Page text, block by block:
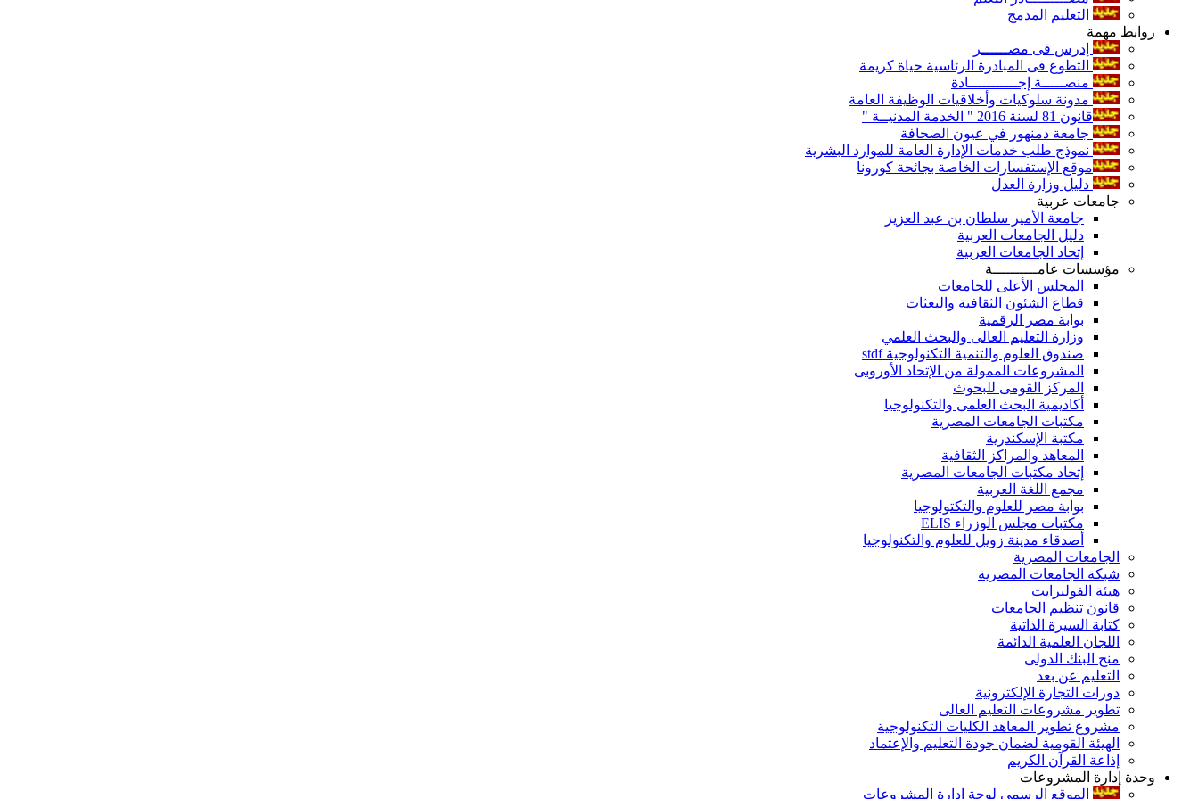
التعليم المدمج
روابط مهمة
إدرس فى مصــــــر
التطوع فى المبادرة الرئاسية حياة كريمة
منصـــــة إجـــــــــــادة
مدونة سلوكيات وأخلاقيات الوظيفة العامة
قانون 81 لسنة 2016 " الخدمة المدنيــة "
جامعة دمنهور في عيون الصحافة
نموذج طلب خدمات الإدارة العامة للموارد البشرية
موقع الإستفسارات الخاصة بجائحة كورونا
دليل وزارة العدل
جامعات عربية
جامعة الأمير سلطان بن عبد العزيز
دليل الجامعات العربية
إتحاد الجامعات العربية
مؤسسات عامــــــــــة
المجلس الأعلى للجامعات
قطاع الشئون الثقافية والبعثات
بوابة مصر الرقمية
وزارة التعليم العالى والبحث العلمي
صندوق العلوم والتنمية التكنولوجية stdf
المشروعات الممولة من الإتحاد الأوروبى
المركز القومى للبحوث
أكاديمية البحث العلمى والتكنولوجيا
مكتبات الجامعات المصرية
مكتبة الإسكندرية
المعاهد والمراكز الثقافية
إتحاد مكتبات الجامعات المصرية
مجمع اللغة العربية
بوابة مصر للعلوم والتكتولوجيا
مكتبات مجلس الوزراء ELIS
أصدقاء مدينة زويل للعلوم والتكنولوجيا
الجامعات المصرية
شبكة الجامعات المصرية
هيئة الفولبرايت
قانون تنظيم الجامعات
كتابة السيرة الذاتية
اللجان العلمية الدائمة
منح البنك الدولى
التعليم عن بعد
دورات التجارة الإلكترونية
تطوير مشروعات التعليم العالى
مشروع تطوير المعاهد الكليات التكنولوجية
الهيئة القومية لضمان جودة التعليم والإعتماد
إذاعة القرآن الكريم
وحدة إدارة المشروعات
الموقع الرسمى لوحة إدارة المشروعات